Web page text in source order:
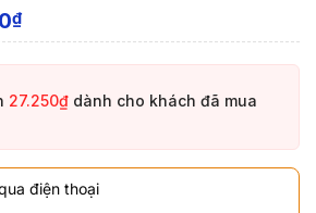
₫
27.250₫ dành cho khách đã mua
điện thoại